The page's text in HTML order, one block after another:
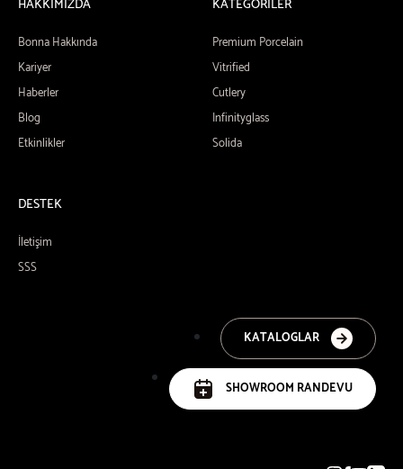
HAKKIMIZDA
Bonna Hakkında
Kariyer
Haberler
Blog
Etkinlikler
KATEGORİLER
Premium Porcelain
Vitrified
Cutlery
Infinityglass
Solida
DESTEK
İletişim
SSS
KATALOGLAR
SHOWROOM RANDEVU